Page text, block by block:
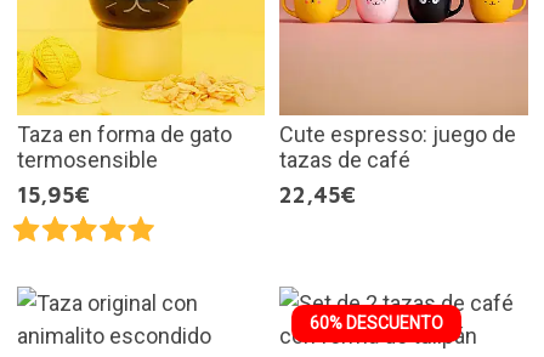
Taza en forma de gato
termosensible
15,95€
Cute espresso: juego de
tazas de café
22,45€
60% DESCUENTO